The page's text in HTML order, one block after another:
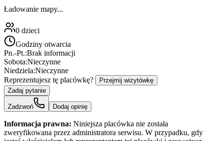
Ładowanie mapy...
0 dzieci
Godziny otwarcia
Pn.-Pt.:Brak informacji
Sobota:Nieczynne
Niedziela:Nieczynne
Reprezentujesz tę placówkę?
Przejmij wizytówkę
Zadaj pytanie
Zadzwoń Dodaj opinię
Informacja prawna: Niniejsza placówka nie została
zweryfikowana przez administratora serwisu. W przypadku, gdy